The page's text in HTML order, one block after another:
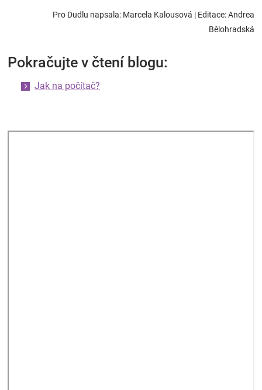
Pro Dudlu napsala: Marcela Kalousová | Editace: Andrea
Bělohradská
Pokračujte v čtení blogu:
Jak na počítač?